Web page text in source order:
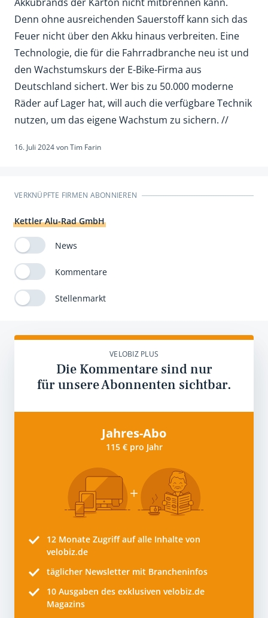
Denn ohne ausreichenden Sauerstoff kann sich das
Feuer nicht über den Akku hinaus verbreiten. Eine
Technologie, die für die Fahrradbranche neu ist und
den Wachstumskurs der E-Bike-Firma aus
Deutschland sichert. Wer bis zu 50.000 moderne
Räder auf Lager hat, will auch die verfügbare Technik
nutzen, um das eigene Wachstum zu sichern. //
16. Juli 2024vonTim Farin
VERKNÜPFTE FIRMEN ABONNIEREN
Kettler Alu-Rad GmbH
News
Kommentare
Stellenmarkt
VELOBIZ PLUS
Die Kommentare sind nur
für unsere Abonnenten sichtbar.
Jahres-Abo
115 € pro Jahr
12 Monate Zugriff auf alle Inhalte von
velobiz.de
täglicher Newsletter mit Brancheninfos
10 Ausgaben des exklusiven velobiz.de
Magazins